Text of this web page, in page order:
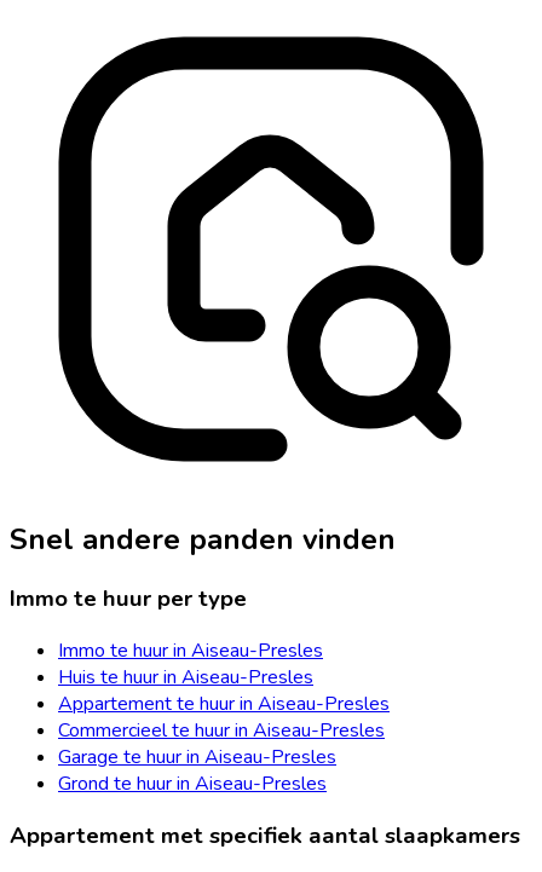
Snel andere panden vinden
Immo te huur per type
Immo te huur in Aiseau-Presles
Huis te huur in Aiseau-Presles
Appartement te huur in Aiseau-Presles
Commercieel te huur in Aiseau-Presles
Garage te huur in Aiseau-Presles
Grond te huur in Aiseau-Presles
Appartement met specifiek aantal slaapkamers